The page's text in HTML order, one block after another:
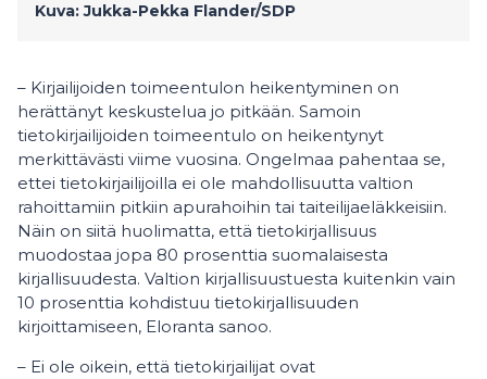
Kuva: Jukka-Pekka Flander/SDP
– Kirjailijoiden toimeentulon heikentyminen on
herättänyt keskustelua jo pitkään. Samoin
tietokirjailijoiden toimeentulo on heikentynyt
merkittävästi viime vuosina. Ongelmaa pahentaa se,
ettei tietokirjailijoilla ei ole mahdollisuutta valtion
rahoittamiin pitkiin apurahoihin tai taiteilijaeläkkeisiin.
Näin on siitä huolimatta, että tietokirjallisuus
muodostaa jopa 80 prosenttia suomalaisesta
kirjallisuudesta. Valtion kirjallisuustuesta kuitenkin vain
10 prosenttia kohdistuu tietokirjallisuuden
kirjoittamiseen, Eloranta sanoo.
– Ei ole oikein, että tietokirjailijat ovat